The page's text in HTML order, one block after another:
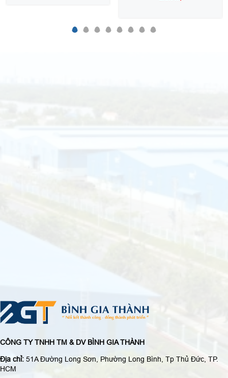
Địa chỉ: 51A Đường Long Sơn, Phường Long Bình, Tp Thủ Đức, TP.
HCM
Hotline: